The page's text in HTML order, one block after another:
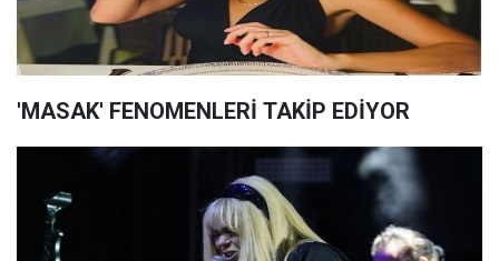
'MASAK' FENOMENLERİ TAKİP EDİYOR